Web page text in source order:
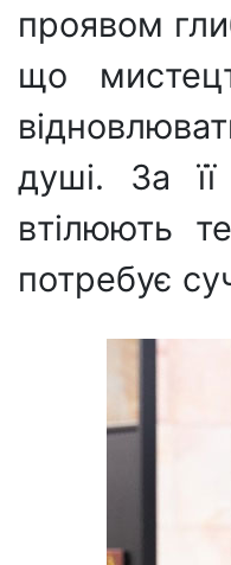
проявом
що
душі. За
втілюють
потребує